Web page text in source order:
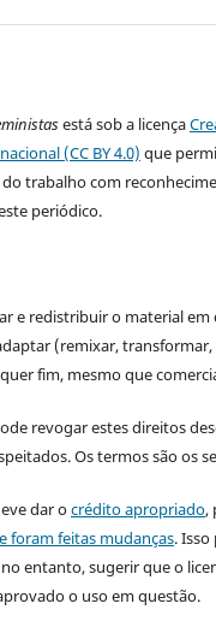
está sob a licença
(CC BY 4.0) que
trabalho com
periódico.
e redistribuir o material
(remixar, transformar,
fim, mesmo que
revogar estes direitos
Os termos são os
dar ocrédito apropriado,
foram feitas mudanças. Isso
entanto, sugerir que o
o uso em questão.